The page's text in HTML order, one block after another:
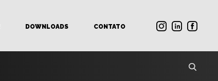
DOWNLOADS CONTATO